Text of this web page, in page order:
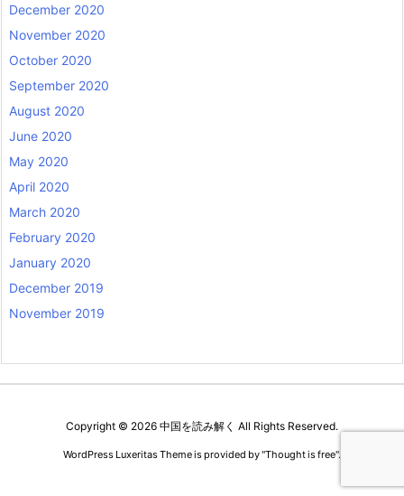
December 2020
November 2020
October 2020
September 2020
August 2020
June 2020
May 2020
April 2020
March 2020
February 2020
January 2020
December 2019
November 2019
Copyright © 2026 中国を読み解く All Rights Reserved.
WordPress Luxeritas Theme is provided by "Thought is free".